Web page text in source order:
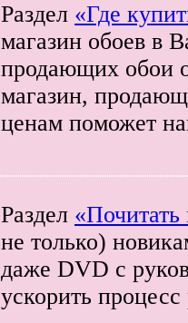
Раздел «Где
магазин обоев в
продающих обои
магазин,
ценам поможет
Раздел «Почитать
не только)
даже DVD с
ускорить